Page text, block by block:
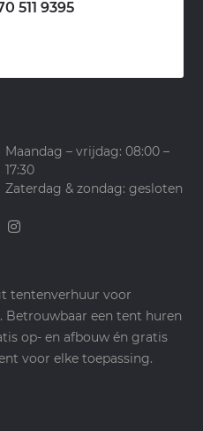
511 9395
Maandag – vrijdag: 08:00 –
17:30
Zaterdag & zondag: gesloten
tentenverhuur voor
Betrouwbaar een tent huren
op- en afbouw én gratis
voor elke toepassing.